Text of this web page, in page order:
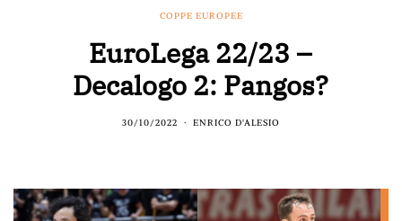
COPPE EUROPEE
EuroLega 22/23 –
Decalogo 2: Pangos?
30/10/2022 ENRICO D'ALESIO